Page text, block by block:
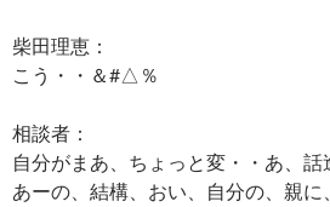
柴田理恵：
こう・・＆#△％
相談者：
自分がまあ、ちょっと変・・あ、話
あーの、結構、おい、自分の、親に